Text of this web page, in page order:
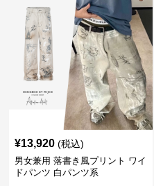
¥13,920 (税込)
男女兼用 落書き風プリント ワイ
ドパンツ 白パンツ系